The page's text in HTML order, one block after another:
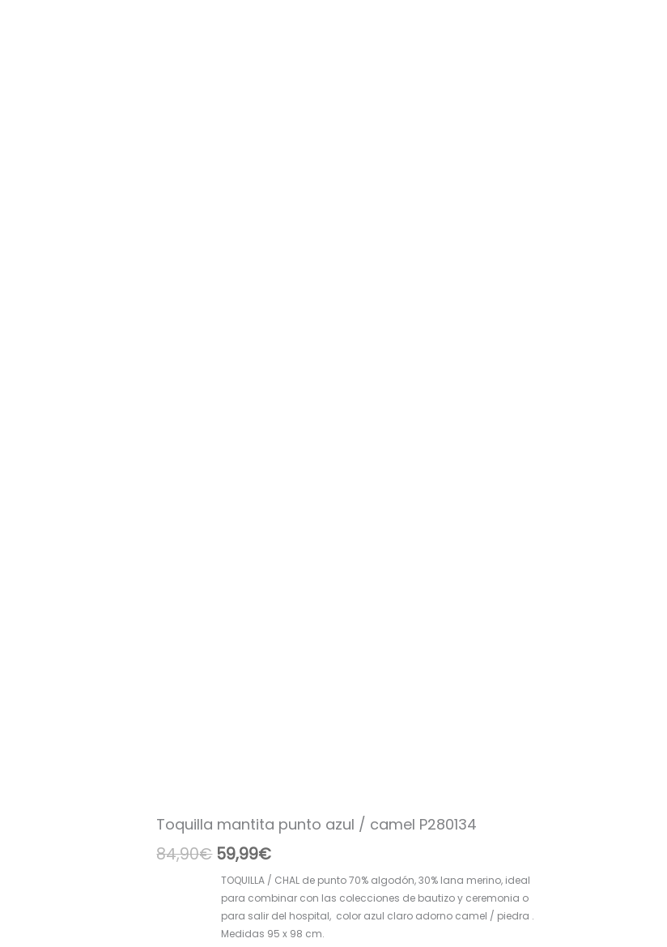
Toquilla mantita punto azul / camel P280134
84,90€
El
precio
original
era:
84,90€.
59,99€
El
precio
actual
es:
59,99€.
TOQUILLA / CHAL de punto 70% algodón, 30% lana merino, ideal
para combinar con las colecciones de bautizo y ceremonia o
para salir del hospital, color azul claro adorno camel / piedra .
Medidas 95 x 98 cm.
Toquilla
punto